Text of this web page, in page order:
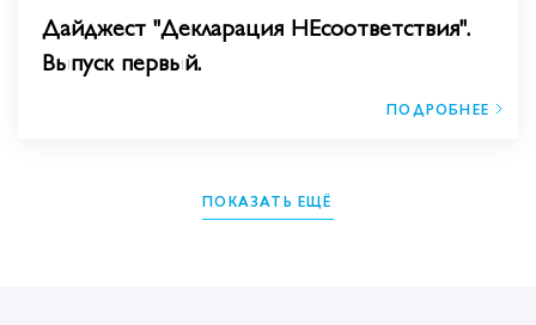
Дайджест "Декларация НЕсоответствия".
Выпуск первый.
ПОДРОБНЕЕ
ПОКАЗАТЬ ЕЩЁ